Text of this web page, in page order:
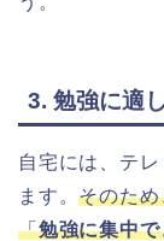
3. 勉強に適
自宅には、テ
ます。そのた
「勉強に集中